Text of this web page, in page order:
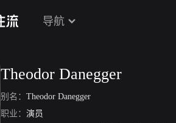
导航
Theodor Danegger
别名： Theodor Danegger
职业： 演员